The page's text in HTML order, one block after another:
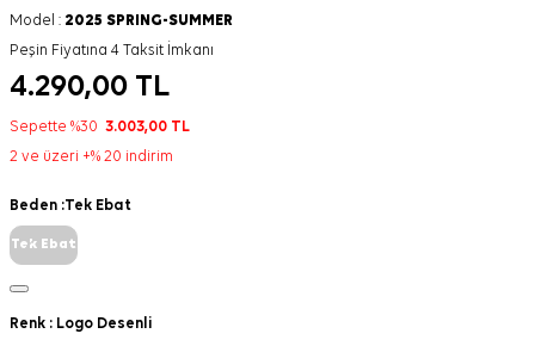
Model : 2025 SPRING-SUMMER
Peşin Fiyatına 4 Taksit İmkanı
4.290,00 TL
Sepette %30 3.003,00 TL
2 ve üzeri +% 20 indirim
Beden :Tek Ebat
Tek Ebat
Renk : Logo Desenli